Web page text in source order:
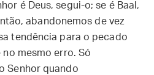
é Deus, segui-o; se é Baal,
abandonemos de vez
tendência para o pecado
mesmo erro. Só
Senhor quando